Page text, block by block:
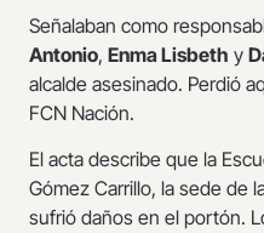
Señalaban como
Antonio, Enma Lisbeth y
alcalde asesinado. Perdió
FCN Nación.
El acta describe que la
Gómez Carrillo, la sede de
sufrió daños en el portón.